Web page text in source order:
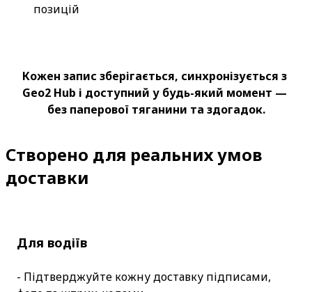
позицій
Кожен запис зберігається, синхронізується з
Geo2 Hub і доступний у будь-який момент —
без паперової тяганини та здогадок.
Створено для реальних умов
доставки
Для водіїв
- Підтверджуйте кожну доставку підписами,